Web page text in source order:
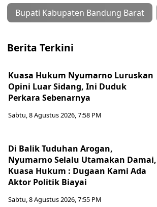
Bupati Kabupaten Bandung Barat
Berita Terkini
Kuasa Hukum Nyumarno Luruskan
Opini Luar Sidang, Ini Duduk
Perkara Sebenarnya ​
Sabtu, 8 Agustus 2026, 7:58 PM
Di Balik Tuduhan Arogan,
Nyumarno Selalu Utamakan Damai,
Kuasa Hukum : Dugaan Kami Ada
Aktor Politik Biayai
Sabtu, 8 Agustus 2026, 7:55 PM